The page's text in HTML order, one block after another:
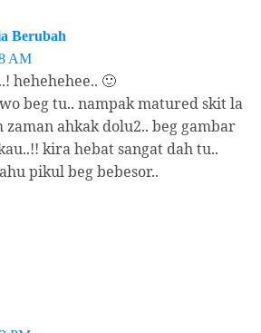
Berubah
AM
hehehehee.. 🙂
beg tu.. nampak matured skit la
zaman ahkak dolu2.. beg gambar
kira hebat sangat dah tu..
pikul beg bebesor..